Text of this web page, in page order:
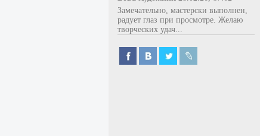
Замечательно, мастерски выполнен,
радует глаз при просмотре. Желаю
творческих удач...